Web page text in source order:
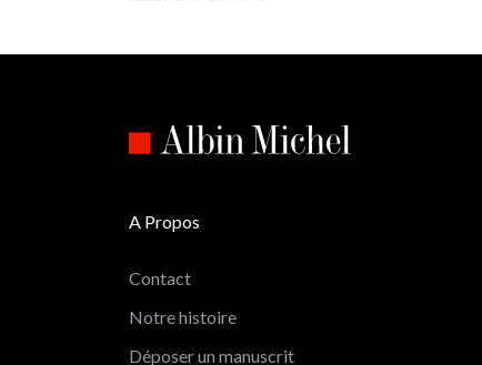
A Propos
Contact
Notre histoire
Déposer un manuscrit